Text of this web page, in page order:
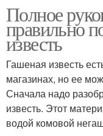
Полное
правильно
известь
Гашеная известь
магазинах, но ее
Сначала надо
известь. Этот
водой комовой